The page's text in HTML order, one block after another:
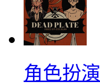
角色扮演